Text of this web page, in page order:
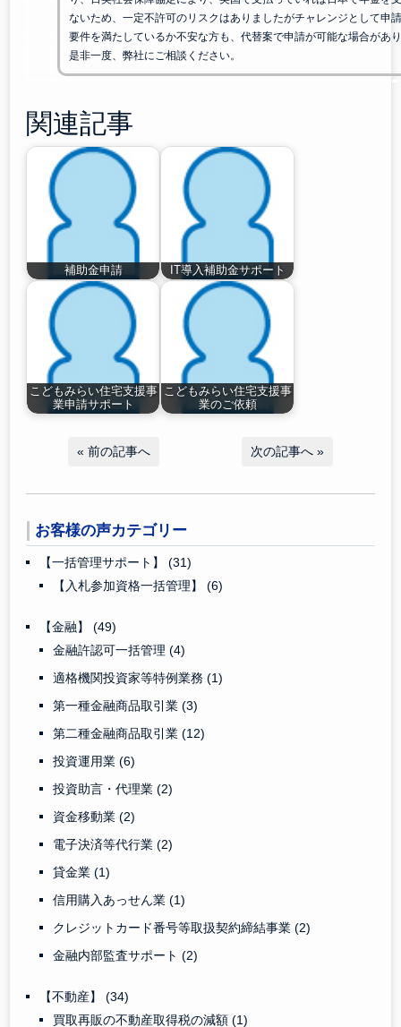
ないため、一定不許可のリスクはありましたがチャレンジとして申
要件を満たしているか不安な方も、代替案で申請が可能な場合があ
是非一度、弊社にご相談ください。
関連記事
補助金申請 IT導入補助金サポート
こどもみらい住宅支援事
業申請サポート
こどもみらい住宅支援事
業のご依頼
« 前の記事へ 次の記事へ »
お客様の声カテゴリー
【一括管理サポート】(31)
【入札参加資格一括管理】(6)
【金融】(49)
金融許認可一括管理(4)
適格機関投資家等特例業務(1)
第一種金融商品取引業(3)
第二種金融商品取引業(12)
投資運用業(6)
投資助言・代理業(2)
資金移動業(2)
電子決済等代行業(2)
貸金業(1)
信用購入あっせん業(1)
クレジットカード番号等取扱契約締結事業(2)
金融内部監査サポート(2)
【不動産】(34)
買取再販の不動産取得税の減額(1)